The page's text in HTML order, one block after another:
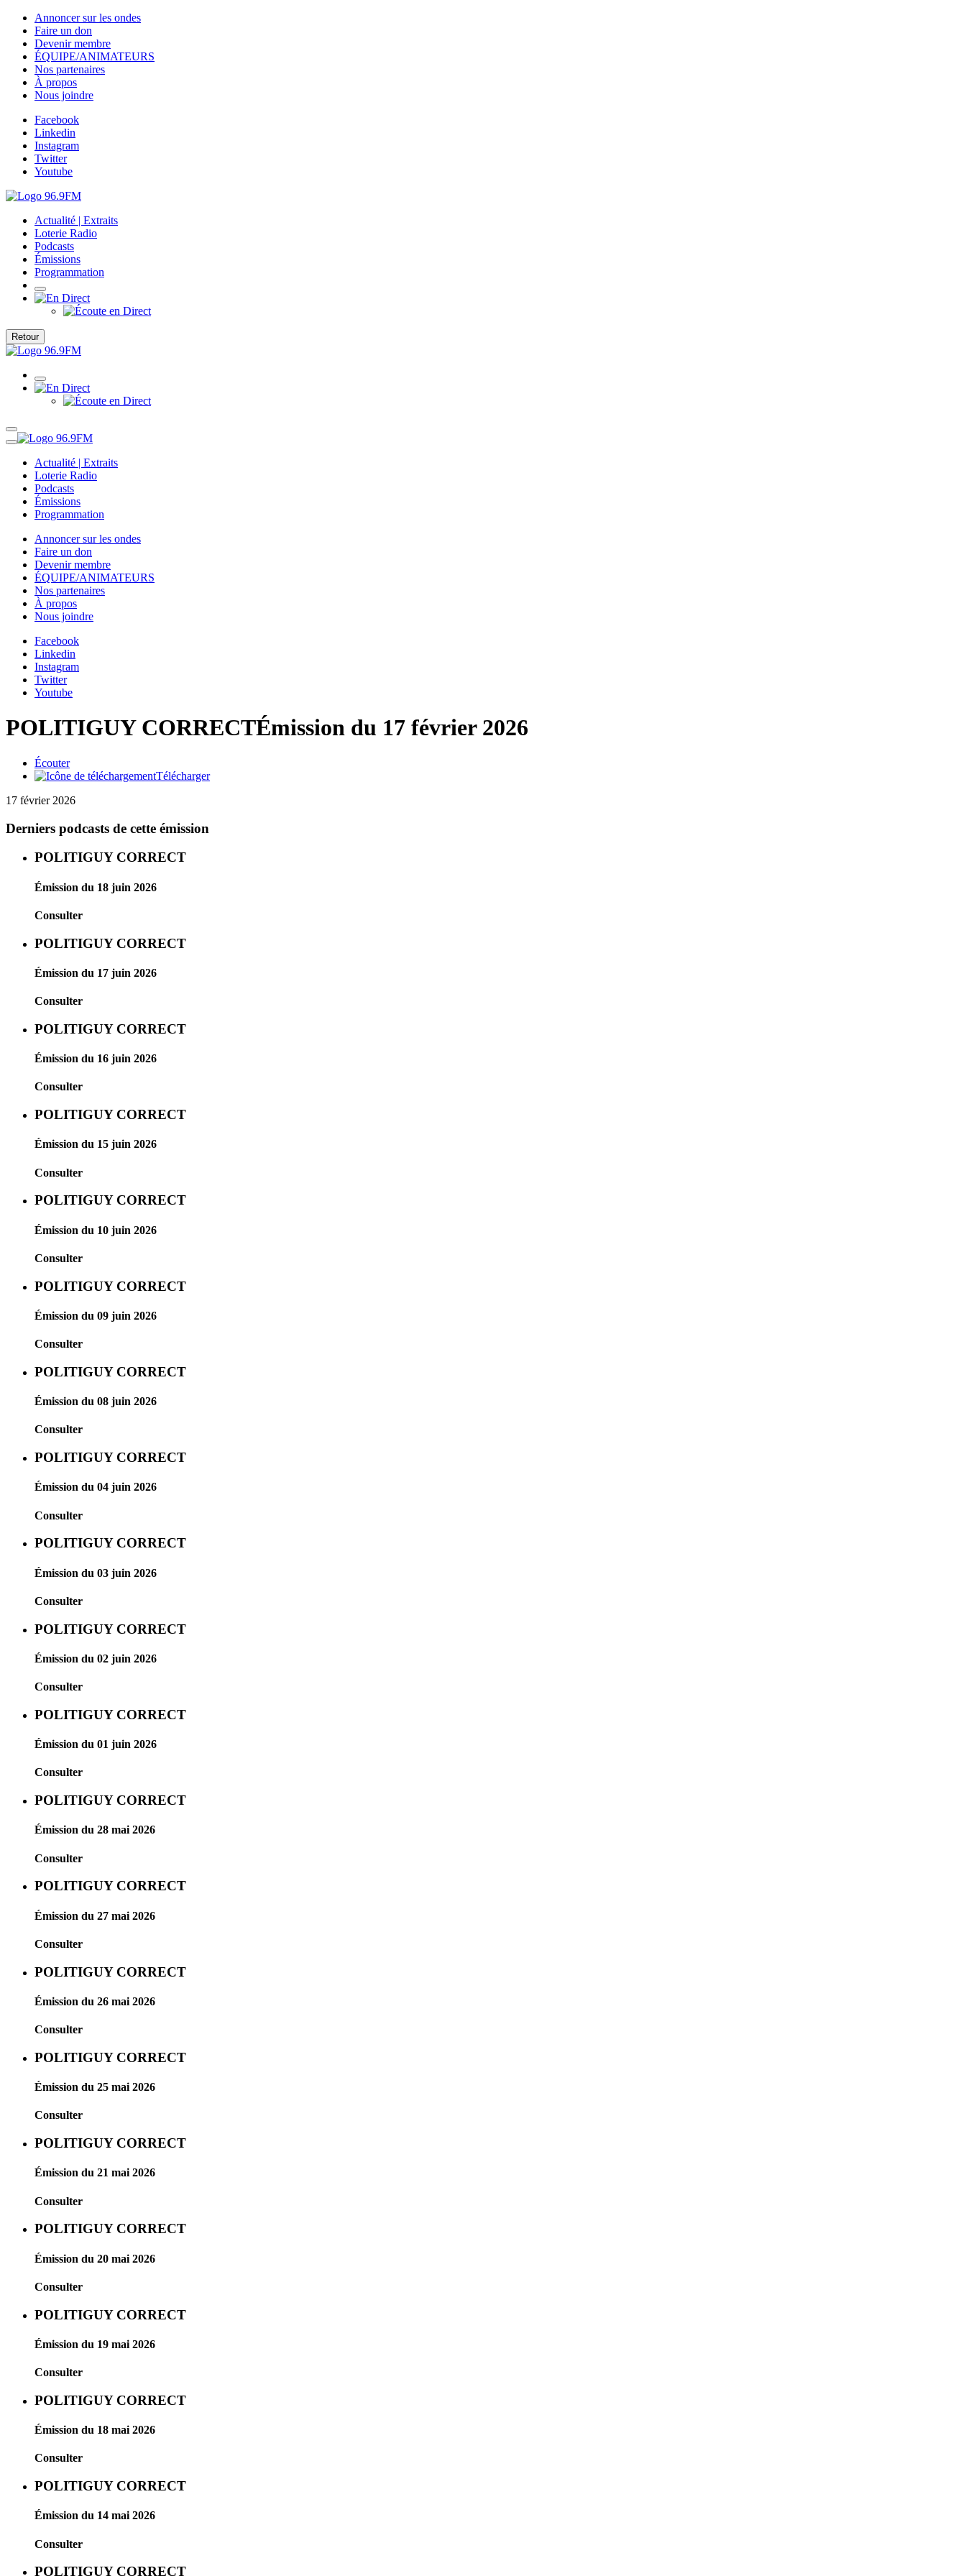
Annoncer sur les ondes
Faire un don
Devenir membre
ÉQUIPE/ANIMATEURS
Nos partenaires
À propos
Nous joindre
Facebook
Linkedin
Instagram
Twitter
Youtube
Actualité | Extraits
Loterie Radio
Podcasts
Émissions
Programmation
Retour
Actualité | Extraits
Loterie Radio
Podcasts
Émissions
Programmation
Annoncer sur les ondes
Faire un don
Devenir membre
ÉQUIPE/ANIMATEURS
Nos partenaires
À propos
Nous joindre
Facebook
Linkedin
Instagram
Twitter
Youtube
POLITIGUY CORRECTÉmission du 17 février 2026
Écouter
Télécharger
17 février 2026
Derniers podcasts de cette émission
POLITIGUY CORRECT
Émission du 18 juin 2026
Consulter
POLITIGUY CORRECT
Émission du 17 juin 2026
Consulter
POLITIGUY CORRECT
Émission du 16 juin 2026
Consulter
POLITIGUY CORRECT
Émission du 15 juin 2026
Consulter
POLITIGUY CORRECT
Émission du 10 juin 2026
Consulter
POLITIGUY CORRECT
Émission du 09 juin 2026
Consulter
POLITIGUY CORRECT
Émission du 08 juin 2026
Consulter
POLITIGUY CORRECT
Émission du 04 juin 2026
Consulter
POLITIGUY CORRECT
Émission du 03 juin 2026
Consulter
POLITIGUY CORRECT
Émission du 02 juin 2026
Consulter
POLITIGUY CORRECT
Émission du 01 juin 2026
Consulter
POLITIGUY CORRECT
Émission du 28 mai 2026
Consulter
POLITIGUY CORRECT
Émission du 27 mai 2026
Consulter
POLITIGUY CORRECT
Émission du 26 mai 2026
Consulter
POLITIGUY CORRECT
Émission du 25 mai 2026
Consulter
POLITIGUY CORRECT
Émission du 21 mai 2026
Consulter
POLITIGUY CORRECT
Émission du 20 mai 2026
Consulter
POLITIGUY CORRECT
Émission du 19 mai 2026
Consulter
POLITIGUY CORRECT
Émission du 18 mai 2026
Consulter
POLITIGUY CORRECT
Émission du 14 mai 2026
Consulter
POLITIGUY CORRECT